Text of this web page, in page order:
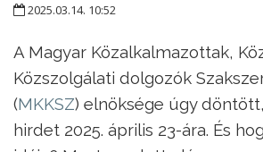
2025.03.14. 10:52
A Magyar Közalkalmazottak,
Közszolgálati dolgozók
(MKKSZ) elnöksége úgy
hirdet 2025. április 23-ára. És